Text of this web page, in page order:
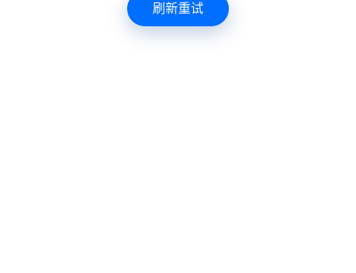
刷新重试